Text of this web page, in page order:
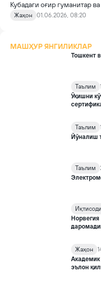
Кубадаги оғир гуманитар
Хитой мамлакатга озиқ-
Жаҳон 01.06.2026, 08:20
МАШҲУР ЯНГИЛИКЛАР
Тошкент
Таълим
Ўқишни
Таълим
Йўналиш
Таълим
Норвегия
Жаҳон
Академик
эълон